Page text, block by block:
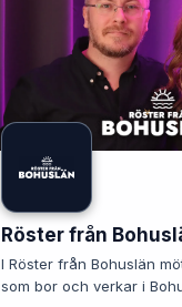
Röster från
I Röster från Bohuslän
som bor och verkar i